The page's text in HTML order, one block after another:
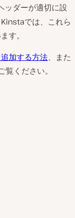
ッダーが適切に設
では、これら
す。
加する方法、また
覧ください。